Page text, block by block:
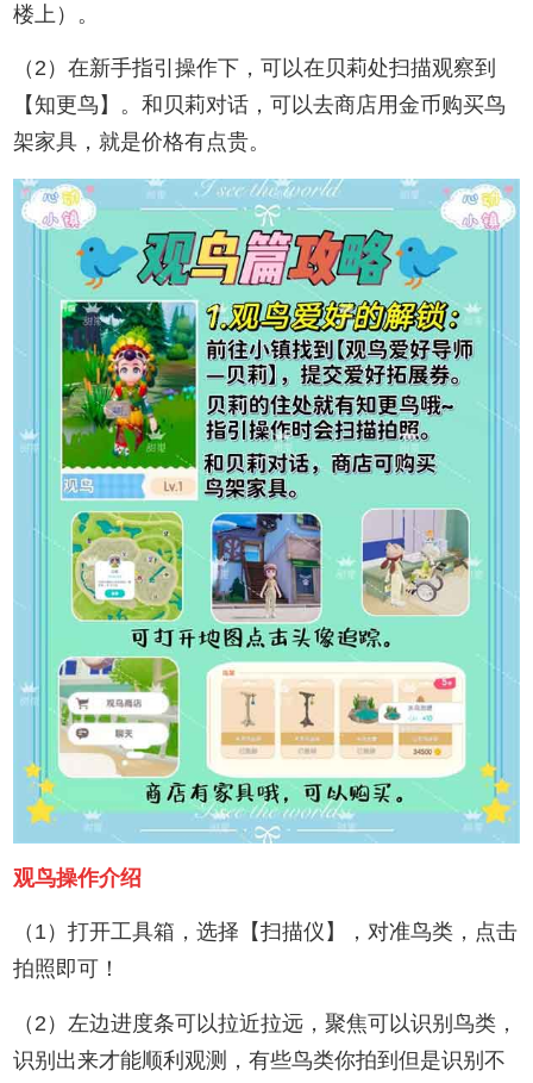
楼上）。
（2）在新手指引操作下，可以在贝莉处扫描观察到
【知更鸟】。和贝莉对话，可以去商店用金币购买鸟
架家具，就是价格有点贵。
观鸟操作介绍
（1）打开工具箱，选择【扫描仪】，对准鸟类，点击
拍照即可！
（2）左边进度条可以拉近拉远，聚焦可以识别鸟类，
识别出来才能顺利观测，有些鸟类你拍到但是识别不